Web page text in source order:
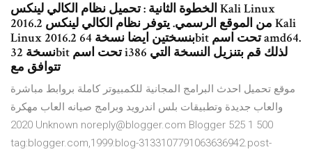
الخطوة الثانية : تحميل نظام الكالي لينكس Kali Linux
2016.2 من الموقع الرسمي. يتوفر نظام الكالي لينكس Kali
Linux 2016.2 بنسختين ايضا نسخة 64bit تحت اسم amd64.
نسخة 32bit تحت اسم i386 لذلك قم بتنزيل النسخة التي
تتوافق مع
موقع تحميل احدث البرامج المجانية للكمبيوتر كاملة بروابط مباشرة
والعاب جديدة وتطبيقات بلس اندرويد وبرامج صيانه العاب مهكرة
2020 Unknown noreply@blogger.com Blogger 525 1 500
tag:blogger.com,1999:blog-3133107791063636942.post-